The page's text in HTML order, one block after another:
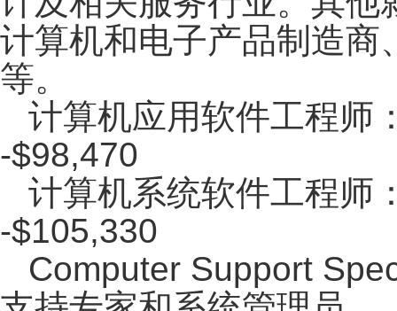
计算机和电子产品制造商
等。
计算机应用软件工程师
-$98,470
计算机系统软件工程师
-$105,330
Computer Support